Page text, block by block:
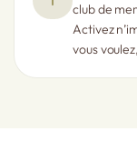
club de
Activez
vous